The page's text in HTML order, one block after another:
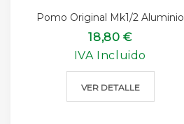
Pomo Original Mk1/2 Aluminio
18,80 €
IVA Incluido
VER DETALLE